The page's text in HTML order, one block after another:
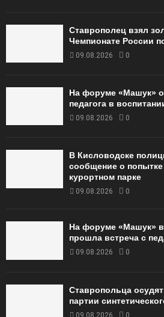
Ставрополец взял
Чемпионате России
09.08.2026 0
На форуме «Машук»
педагога в
09.08.2026 0
В Кисловодске
сообщение о
курортном парке
09.08.2026 0
На форуме «Машук»
прошла встреча с
09.08.2026 0
Ставропольца
партии
09.08.2026 0